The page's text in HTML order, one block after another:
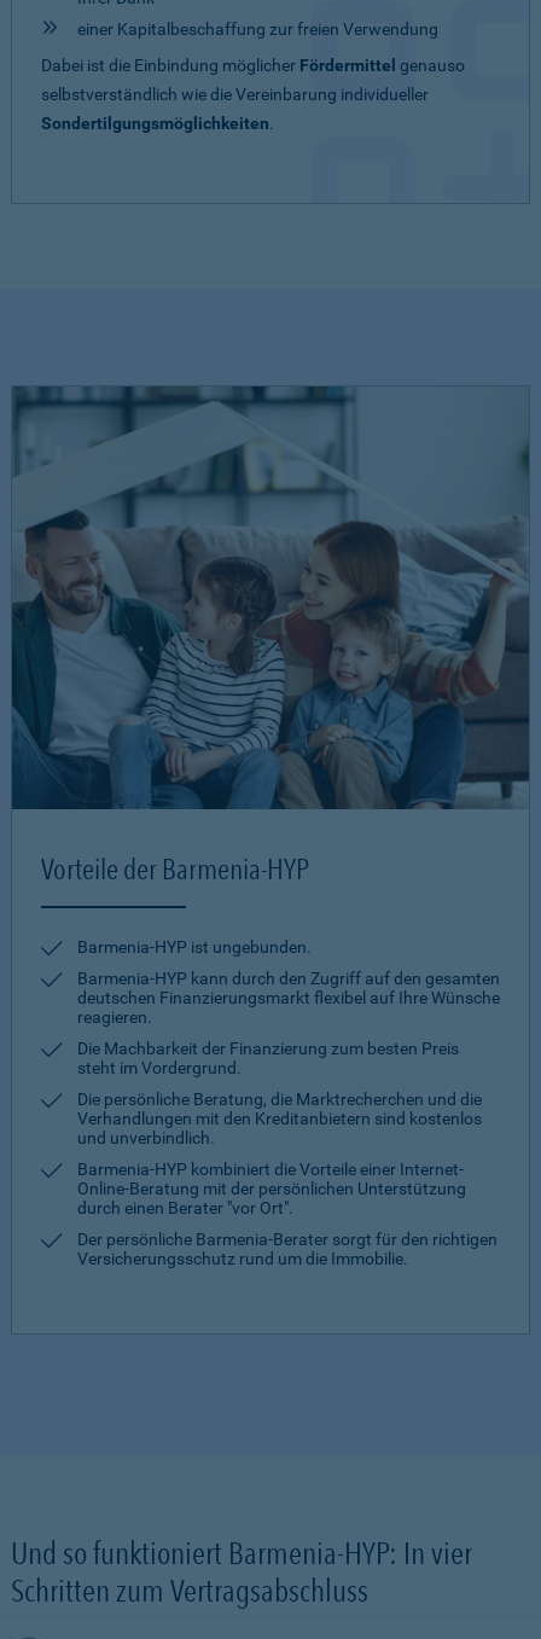
einer Kapitalbeschaffung zur freien Verwendung
Dabei ist die Einbindung möglicher Fördermittel genauso
selbstverständlich wie die Vereinbarung individueller
Sondertilgungsmöglichkeiten.
Vorteile der Barmenia-HYP
Barmenia-HYP ist ungebunden.
Barmenia-HYP kann durch den Zugriff auf den gesamten
deutschen Finanzierungsmarkt flexibel auf Ihre Wünsche
reagieren.
Die Machbarkeit der Finanzierung zum besten Preis
steht im Vordergrund.
Die persönliche Beratung, die Marktrecherchen und die
Verhandlungen mit den Kreditanbietern sind kostenlos
und unverbindlich.
Barmenia-HYP kombiniert die Vorteile einer Internet-
Online-Beratung mit der persönlichen Unterstützung
durch einen Berater "vor Ort".
Der persönliche Barmenia-Berater sorgt für den richtigen
Versicherungsschutz rund um die Immobilie.
Und so funktioniert Barmenia-HYP: In vier
Schritten zum Vertragsabschluss